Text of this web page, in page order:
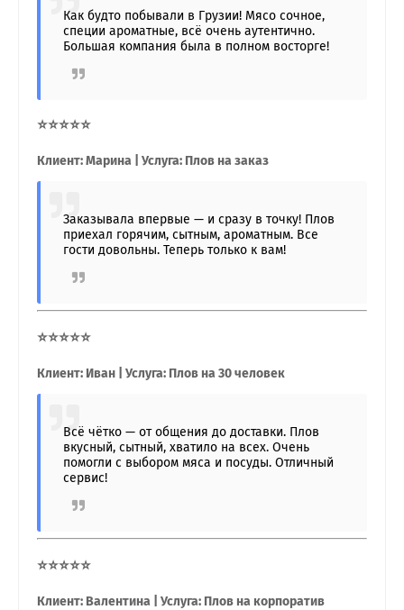
Как будто побывали в Грузии! Мясо сочное,
специи ароматные, всё очень аутентично.
Большая компания была в полном восторге!
⭐⭐⭐⭐⭐
Клиент: Марина | Услуга: Плов на заказ
Заказывала впервые — и сразу в точку! Плов
приехал горячим, сытным, ароматным. Все
гости довольны. Теперь только к вам!
⭐⭐⭐⭐⭐
Клиент: Иван | Услуга: Плов на 30 человек
Всё чётко — от общения до доставки. Плов
вкусный, сытный, хватило на всех. Очень
помогли с выбором мяса и посуды. Отличный
сервис!
⭐⭐⭐⭐⭐
Клиент: Валентина | Услуга: Плов на корпоратив